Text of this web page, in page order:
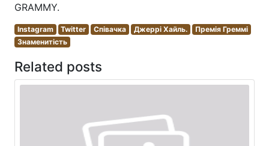
GRAMMY.
Instagram Twitter Співачка Джеррі Хайль.
Премія Греммі
Знаменитість
Related posts